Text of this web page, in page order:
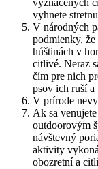
vyznačených
vyhnete
V národných
podmienky, že
húštinách v
citlivé. Neraz
čím pre nich
psov ich ruší
V prírode
Ak sa
outdoorovým
návštevný
aktivity
obozretní a